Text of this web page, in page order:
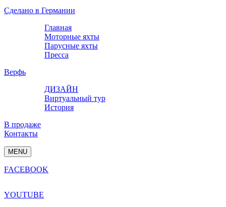
Сделано в Германии
Главная
Моторные яхты
Парусные яхты
Пресса
Верфь
ДИЗАЙН
Виртуальный тур
История
В продаже
Контакты
MENU
FACEBOOK
YOUTUBE